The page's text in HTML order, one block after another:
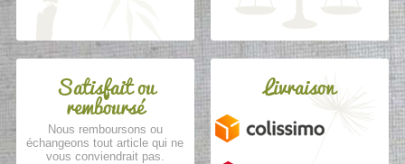
Satisfait ou
remboursé
Nous remboursons ou
échangeons tout article qui ne
vous conviendrait pas.
Livraison